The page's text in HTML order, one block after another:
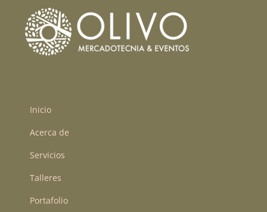
Inicio
Acerca de
Servicios
Talleres
Portafolio